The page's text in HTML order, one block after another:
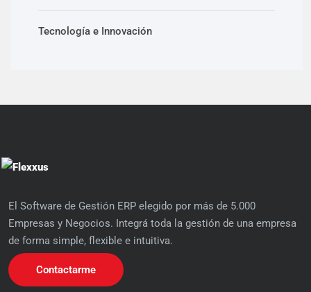
Tecnología e Innovación
El Software de Gestión ERP elegido por más de 5.000
Empresas y Negocios. Integrá toda la gestión de una empresa
de forma simple, flexible e intuitiva.
Contactarme